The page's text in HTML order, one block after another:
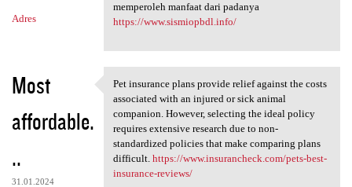
Adres
memperoleh manfaat dari padanya
https://www.sismiopbdl.info/
Most
affordable.
..
31.01.2024
Pet insurance plans provide
Pet insurance plans provide relief against the costs
associated with an injured or sick animal
companion. However, selecting the ideal policy
requires extensive research due to non-
standardized policies that make comparing plans
difficult. https://www.insurancheck.com/pets-best-
insurance-reviews/